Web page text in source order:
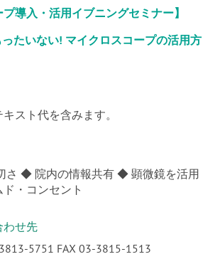
プ導入・活用イブニングセミナー】
たいない! マイクロスコープの活用方
スト代を含みます。
さ ◆ 院内の情報共有 ◆ 顕微鏡を活用
・コンセント
わせ先
5751 FAX 03-3815-1513